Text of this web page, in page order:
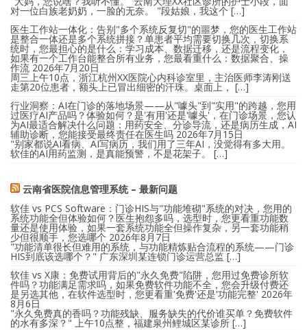
对一位白族老奶奶，一脸的无奈。 "段姑娘，我这个 […]
医生工作站一体化：告别"多个系统反复切"的噩梦，您的医生工作站
是整合一体还是多个系统拼接？单患者平均需要切换几次，切换系
统时，您最担心的是什么：学习成本、数据迁移，还是流程变化，
如果有一个工作台能整合所有业务，您最看重什么：数据聚合、操
作流 2026年7月20日
周三上午10点，浙江杭州XX医院心内科诊室里，主治医师李涛刚送
走第20位患者，额头上已冒出细密的汗珠。桌面上， […]
行业洞察：AI在门诊的落地场景——从"噱头"到"实用"的跨越，您用
过医疗AI产品吗？体验如何？是'有用'还是'噱头'，在门诊场景，您认
为AI最适合解决什么问题：用药安全、分诊导流，还是病历生成，AI
辅助诊断，您能接受最终责任在医生吗 2026年7月15日
"别家都说AI看病、AI写病历，我们用了三年AI，没觉得有多大用。
软佳的AI用药监测，是真能预警，不是花架子。 […]
云南省医院信息管理系统 – 最新问题
软佳 vs PCS Software：门诊HIS与"功能堆砌"系统的对决，您用的
系统功能全但体验如何？医生抱怨多吗，选型时，您更看重功能数
量还是使用体验，如果一套系统功能全但操作复杂，另一套功能稍
少但很顺手，您选哪个 2026年8月7日
"功能清单很长但难用的系统，与功能精炼贴合流程的系统——门诊
HIS到底该选哪个？" 广东深圳某连锁门诊运营总监 […]
软佳 vs X康：免费试用背后的"永久免费"陷阱，您用过免费诊所软
件吗？功能满足需求吗，如果免费软件功能不全，您会升级付费还
是另选其他，在软件选型时，您更看重'免费'还是'功能完整' 2026年
8月6日
"永久免费真的香吗？功能残缺、服务缺失的代价谁买单？免费软件
的水有多深？" 上午10点整，福建泉州鲤城区某诊所 […]